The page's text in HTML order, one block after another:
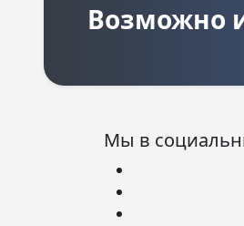
Возможно
Мы в